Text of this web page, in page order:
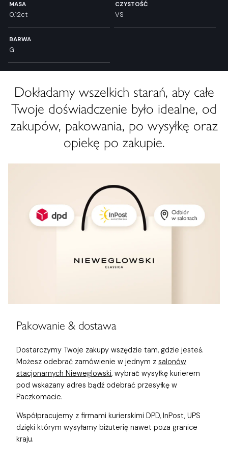
MASA
0.12ct
CZYSTOŚĆ
VS
BARWA
G
Dokładamy wszelkich starań, aby całe
Twoje doświadczenie było idealne, od
zakupów, pakowania, po wysyłkę oraz
opiekę po zakupie.
Pakowanie & dostawa
Dostarczymy Twoje zakupy wszędzie tam, gdzie jesteś.
Możesz odebrać zamówienie w jednym z salonów
stacjonarnych Nieweglowski, wybrać wysyłkę kurierem
pod wskazany adres bądź odebrać przesyłkę w
Paczkomacie.
Współpracujemy z firmami kurierskimi DPD, InPost, UPS
dzięki którym wysyłamy biżuterię nawet poza granice
kraju.